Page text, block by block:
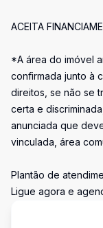
ACEITA
*A área do imóvel
confirmada junto à
direitos, se não se
certa e
anunciada que
vinculada, área
Plantão de
Ligue agora e